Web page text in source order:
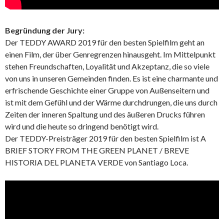
Begründung der Jury:
Der TEDDY AWARD 2019 für den besten Spielfilm geht an
einen Film, der über Genregrenzen hinausgeht. Im Mittelpunkt
stehen Freundschaften, Loyalität und Akzeptanz, die so viele
von uns in unseren Gemeinden finden. Es ist eine charmante und
erfrischende Geschichte einer Gruppe von Außenseitern und
ist mit dem Gefühl und der Wärme durchdrungen, die uns durch
Zeiten der inneren Spaltung und des äußeren Drucks führen
wird und die heute so dringend benötigt wird.
Der TEDDY-Preisträger 2019 für den besten Spielfilm ist A
BRIEF STORY FROM THE GREEN PLANET / BREVE
HISTORIA DEL PLANETA VERDE von Santiago Loca.